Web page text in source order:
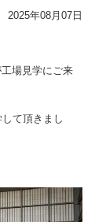
2025年08月07日
場見学にご来
て頂きまし